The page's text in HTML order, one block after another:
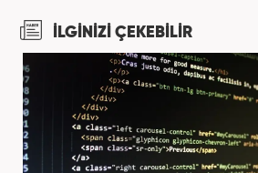
İLGİNİZİ ÇEKEBİLİR